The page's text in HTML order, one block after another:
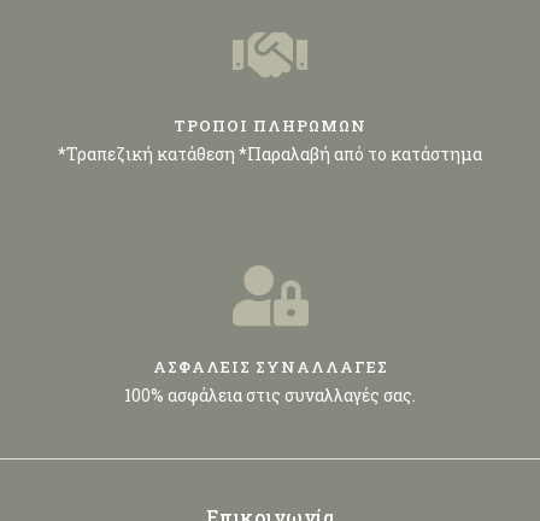
ΤΡΟΠΟΙ ΠΛΗΡΩΜΩΝ
*Τραπεζική κατάθεση *Παραλαβή από το κατάστημα
ΑΣΦΑΛΕΙΣ ΣΥΝΑΛΛΑΓΕΣ
100% ασφάλεια στις συναλλαγές σας.